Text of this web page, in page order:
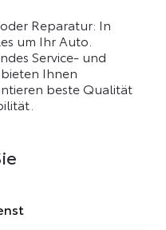
Reparatur: In
um Ihr Auto.
Service- und
Ihnen
beste Qualität